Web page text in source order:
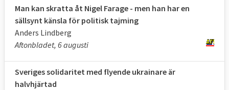
Man kan skratta åt Nigel Farage - men han har en
sällsynt känsla för politisk tajming
Anders Lindberg
Aftonbladet, 6 augusti
Sveriges solidaritet med flyende ukrainare är
halvhjärtad